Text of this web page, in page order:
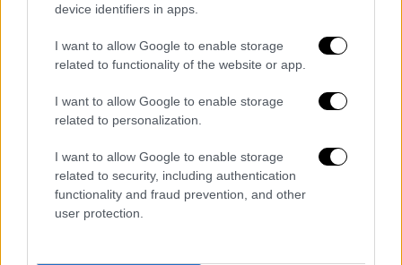
device identifiers in apps.
I want to allow Google to enable storage
related to functionality of the website or app.
I want to allow Google to enable storage
related to personalization.
I want to allow Google to enable storage
related to security, including authentication
functionality and fraud prevention, and other
user protection.
Το 2010 ξεκίνησε την ενασχόληση του με την